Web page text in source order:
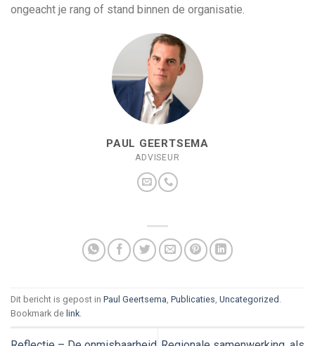
ongeacht je rang of stand binnen de organisatie.
PAUL GEERTSEMA
ADVISEUR
Dit bericht is gepost in Paul Geertsema, Publicaties, Uncategorized .
Bookmark de link.